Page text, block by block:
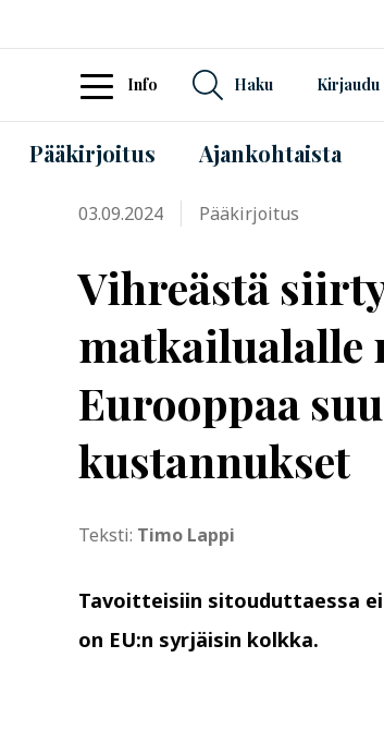
Info Haku Kirjaudu
Pääkirjoitus Ajankohtaista
03.09.2024 Pääkirjoitus
Vihreästä
matkailualalle
Eurooppaa
kustannukset
Teksti: Timo Lappi
Tavoitteisiin sitouduttaessa
on EU:n syrjäisin kolkka.